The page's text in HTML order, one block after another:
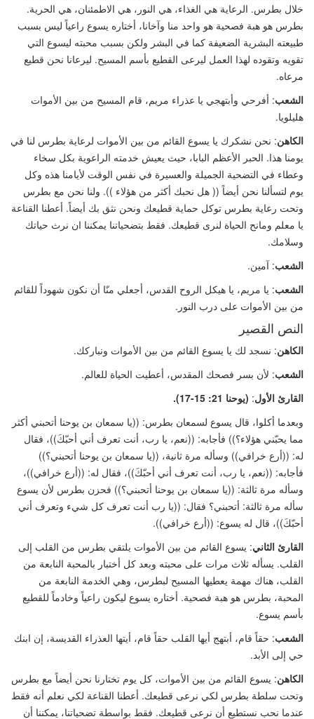
خلال بطرس. الرعاية هي الغذاء، هي النور، هي الاطمئنان، هي الحرية.
بطرس هو هبة فصحية هو واحد منا وآخانا، أختاره يسوع راعياً ليس بسبب
طبيعته البشرية الضعيفة كما في البشر ولكن بسبب محبته ليسوع التي
تقويه وتقوده لهذا العمل ليرعى القطيع بأسم المسيح. ليرعانا نحن قطيع
مرعاه.
الشعب: أفرحي وأبتهجي يا عذراء مريم، قام المسيح من بين الأموات
هليلويا.
الكاهن: نحن نشكرك يا يسوع القائم من بين الأموات لرعاية بطرس لنا في
يومنا هذا. الحبر الأعظم البابا، حيث يعيش خدمته الراعوية بكل سخاء
وعطاء في التضحية الجميلة والعسيرة في نفس الوقت لأيامنا هذه وكل
يوم لتسألنا نحن أيضاً (( هل نحبك أكثر من هؤلاء )). ولنا نحن مع بطرس
وتحت رعاية بطرس توكل حماية قطيعك ونحن نثق بك أيضاً. أعطنا القناعة
يا معلم ومانح الحياة لنرى قطيعك. فقط بتضحياتنا يمكننا ان نرث حياتك
وسلامك.
الشعب: آمين.
الشعب: يا مريم، يا هيكل الروح القدس، أجعلي منّا أن نكون شهوداً للقائم
من بين الأموات على درب النور.
النص القصير
الكاهن: نسجد لك يا يسوع القائم من بين الأموات ونباركك.
الشعب: لأن بسر فصحك المقدس، أعطيت الحياة للعالم.
القارئ الأول:
(يوحنا 21: 15-17).
وبعدما أكلوا، قال يسوع لسمعان بطرس: ((يا سمعان بن يوحنا أتحبني أكثر
مما يحبّني هؤلاء؟)) فأجابه: ((نعم، يا رب، أنت تعرف أني أحبّكَ))، فقال
له: ((أرع خرافي)) وسأله مرة ثانية، ((يا سمعان بن يوحنا أتحبني؟))
فأجابه: ((نعم، يا رب، أنت تعرف أني أحبّكَ))، فقال له: ((أرع خرافي))،
وسأله مرة ثالثة: ((يا سمعان بن يوحنا أتحبني؟)) فحزن بطرس لأن يسوع
سأله مرة ثالثة: أتحبني؟ فقال: ((يا رب أنت تعرف كل شيء وتعرف أني
أحبّكَ))، قال له يسوع: ((أرع خرافي))
.
القارئ الثاني: يسوع القائم من بين الأموات يلتقي بطرس من القلب إلى
القلب. يسأله ثلاث مرات على محبته وبعد كل أختبار بالمحبة النابعة من
القلب، هناك مهمة يعطيها المسيح لبطرس، وهي الخدمة النابعة من
المحبة، بطرس هو هبة فصحية. أختاره يسوع ليكون راعياً وخادماً للقطيع
بأسم يسوع.
الشعب: حقاً قام، أبتهج أيها القلب حقاً قام، أيتها العذراء القديسة، إن ابنك
حي إلى الأبد.
الكاهن: يسوع القائم من بين الأموات، كل يوم تختارنا نحن أيضاً مع بطرس
وتحت سلطة بطرس لكي نرعى قطيعك. أعطنا القناعة لكي نعلم أنه فقط
عندما نحب نستطيع أن نرعى قطيعك. فقط بواسطة تضحياتنا، يمكننا أن